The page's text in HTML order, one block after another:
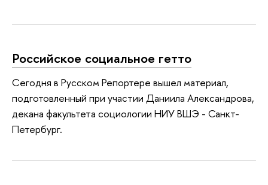
Российское социальное гетто
Сегодня в Русском Репортере вышел материал,
подготовленный при участии Даниила Александрова,
декана факультета социологии НИУ ВШЭ - Санкт-
Петербург.